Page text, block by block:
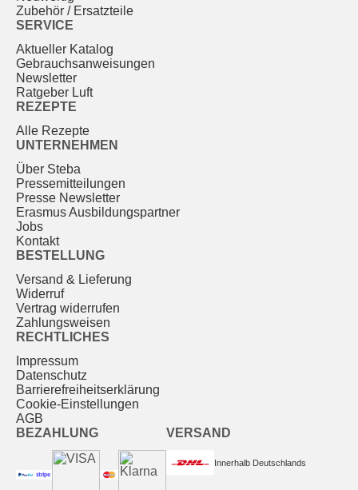
Zubehör / Ersatzteile
SERVICE
Aktueller Katalog
Gebrauchs­anweisungen
Newsletter
Ratgeber Luft
REZEPTE
Alle Rezepte
UNTERNEHMEN
Über Steba
Pressemitteilungen
Presse Newsletter
Erasmus Ausbildungspartner
Jobs
Kontakt
BESTELLUNG
Versand & Lieferung
Widerruf
Vertrag widerrufen
Zahlungsweisen
RECHTLICHES
Impressum
Datenschutz
Barrierefreiheitserklärung
Cookie-Einstellungen
AGB
BEZAHLUNG
VERSAND
Innerhalb Deutschlands